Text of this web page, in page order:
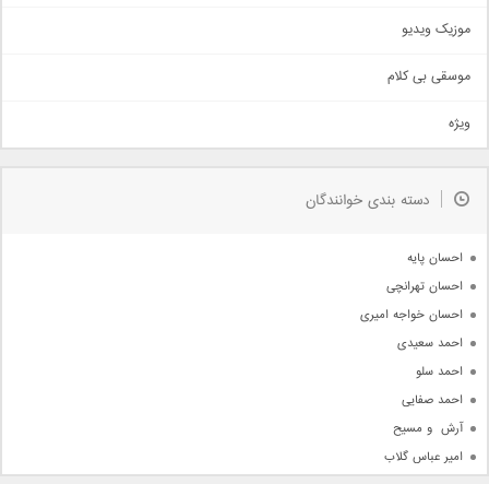
سنتی
اهنگ بندرعباسی
دمو
مذهبی
جدیدترین ها
موزیک ویدیو
موسقی بی کلام
ویژه
دسته بندی خوانندگان
احسان پایه
احسان تهرانچی
احسان خواجه امیری
احمد سعیدی
احمد سلو
احمد صفایی
آرش  و مسیح
امیر عباس گلاب